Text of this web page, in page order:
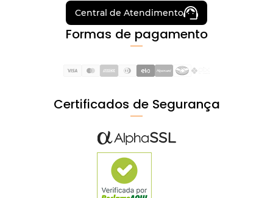
Central de Atendimento
Formas de pagamento
Certificados de Segurança